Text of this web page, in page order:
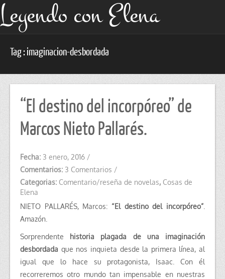
Leyendo con Elena
Tag : imaginacion-desbordada
“El destino del incorpóreo” de
Marcos Nieto Pallarés.
Fecha: 3 enero, 2016 /
Comentarios: 3 Comentarios /
Categorias: Comentario/reseña de novelas, Cosas de
Elena
NIETO PALLARÉS, Marcos: “El destino del incorpóreo”
Amazón.
Sorprendente historia plagada de una imaginación
desbordada que nos inquieta desde la primera línea, al
igual que lo hace su protagonista, Isaac. Con él
recorreremos otro mundo tan impensable en nuestras